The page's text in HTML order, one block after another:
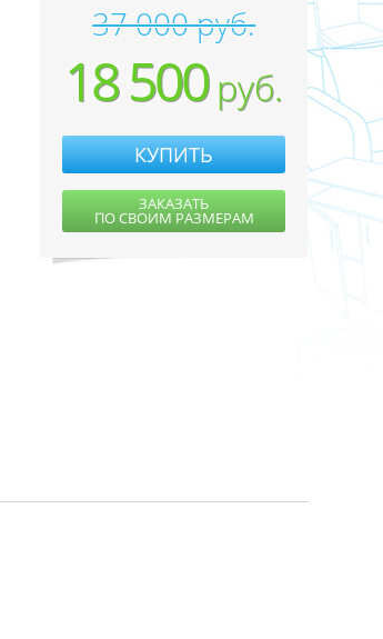
37 000 руб.
18 500руб.
КУПИТЬ
ЗАКАЗАТЬ
ПО СВОИМ РАЗМЕРАМ